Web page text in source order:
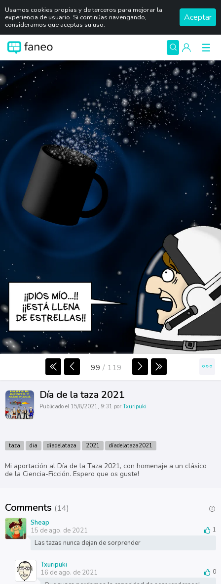
Usamos cookies propias y de terceros para mejorar la
experiencia de usuario. Si continúas navengando,
consideramos que aceptas su uso.
Aceptar
99 / 119
Día de la taza 2021
Publicado el 15/8/2021, 9:31 por Txuripuki
taza dia díadelataza 2021 díadelataza2021
Mi aportación al Día de la Taza 2021, con homenaje a un clásico
de la Ciencia-Ficción. Espero que os guste!
Comments (14)
Sheap
15 de ago. de 2021
1
Las tazas nunca dejan de sorprender
Txuripuki
16 de ago. de 2021
0